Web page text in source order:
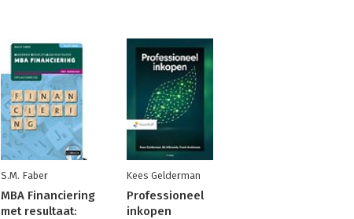
S.M. Faber
MBA Financiering
met resultaat:
Kees Gelderman
Professioneel
inkopen